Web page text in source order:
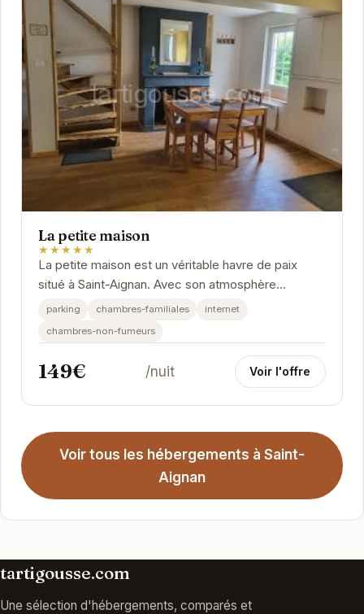
La petite maison
★★★★★
La petite maison est un véritable havre de paix
situé à Saint-Aignan. Avec son atmosphère
chaleureuse et ses équipements modernes, elle
parking chambres-familiales
internet
chambres-non-fumeurs
149€ /nuit Voir l'offre
Voir tous les hébergements à Saint-
Aignan
tartigousse.com
Une sélection d'hébergements, comparés et